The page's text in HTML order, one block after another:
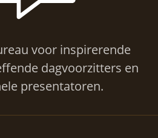
voor inspirerende
dagvoorzitters en
presentatoren.